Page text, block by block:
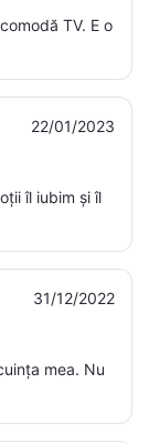
TV. E o
22/01/2023
îl iubim și îl
31/12/2022
mea. Nu